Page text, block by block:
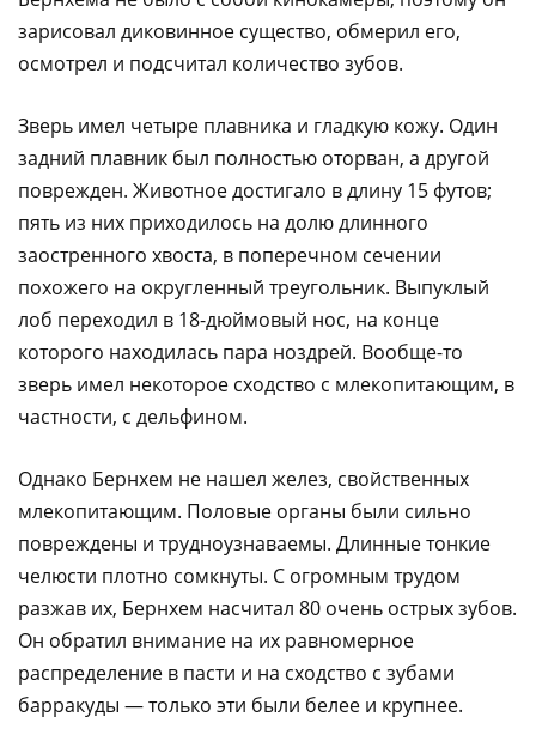
зарисовал диковинное существо, обмерил его,
осмотрел и подсчитал количество зубов.
Зверь имел четыре плавника и гладкую кожу. Один
задний плавник был полностью оторван, а другой
поврежден. Животное достигало в длину 15 футов;
пять из них приходилось на долю длинного
заостренного хвоста, в поперечном сечении
похожего на округленный треугольник. Выпуклый
лоб переходил в 18-дюймовый нос, на конце
которого находилась пара ноздрей. Вообще-то
зверь имел некоторое сходство с млекопитающим, в
частности, с дельфином.
Однако Бернхем не нашел желез, свойственных
млекопитающим. Половые органы были сильно
повреждены и трудноузнаваемы. Длинные тонкие
челюсти плотно сомкнуты. С огромным трудом
разжав их, Бернхем насчитал 80 очень острых зубов.
Он обратил внимание на их равномерное
распределение в пасти и на сходство с зубами
барракуды — только эти были белее и крупнее.